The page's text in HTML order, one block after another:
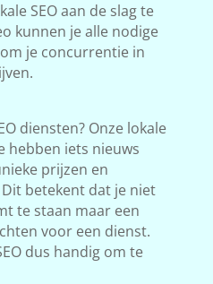
SEO aan de slag te
kunnen je alle nodige
je concurrentie in
diensten? Onze lokale
hebben iets nieuws
prijzen en
betekent dat je niet
te staan maar een
voor een dienst.
dus handig om te